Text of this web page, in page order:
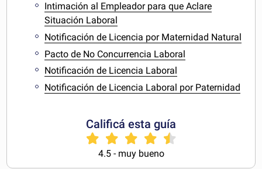
Intimación al Empleador para que Aclare
Situación Laboral
Notificación de Licencia por Maternidad Natural
Pacto de No Concurrencia Laboral
Notificación de Licencia Laboral
Notificación de Licencia Laboral por Paternidad
Calificá esta guía
4.5 - muy bueno